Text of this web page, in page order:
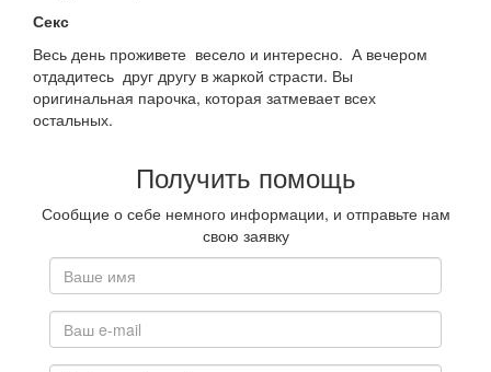
Секс
Весь день проживете весело и интересно. А вечером
отдадитесь друг другу в жаркой страсти. Вы
оригинальная парочка, которая затмевает всех
остальных.
Получить помощь
Сообщие о себе немного информации, и отправьте нам
свою заявку